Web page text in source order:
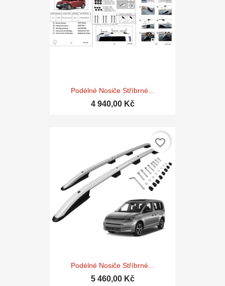
Podélné Nosiče Stříbrné...
4 940,00 Kč
Podélné Nosiče Stříbrné...
5 460,00 Kč
favorite_border